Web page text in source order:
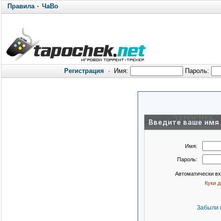
Правила· ЧаВо
Регистрация · Имя: Пароль:
Введите ваше имя
Имя:
Пароль:
Автоматически
Куки
Забыли